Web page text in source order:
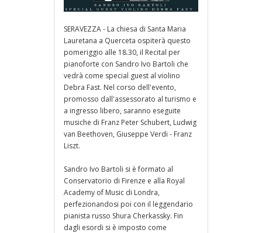
SERAVEZZA - La chiesa di Santa Maria
Lauretana a Querceta ospiterà questo
pomeriggio alle 18.30, il Recital per
pianoforte con Sandro Ivo Bartoli che
vedrà come special guest al violino
Debra Fast. Nel corso dell'evento,
promosso dall'assessorato al turismo e
a ingresso libero, saranno eseguite
musiche di Franz Peter Schubert, Ludwig
van Beethoven, Giuseppe Verdi - Franz
Liszt.
Sandro Ivo Bartoli si è formato al
Conservatorio di Firenze e alla Royal
Academy of Music di Londra,
perfezionandosi poi con il leggendario
pianista russo Shura Cherkassky. Fin
dagli esordi si è imposto come